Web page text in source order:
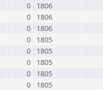
0
1806
0
1806
0
1806
0
1805
0
1805
0
1805
0
1805
0
1805